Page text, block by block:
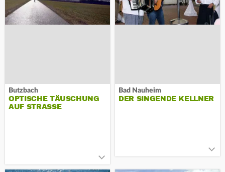
Butzbach
OPTISCHE TÄUSCHUNG
AUF STRASSE
Bad Nauheim
DER SINGENDE KELLNER